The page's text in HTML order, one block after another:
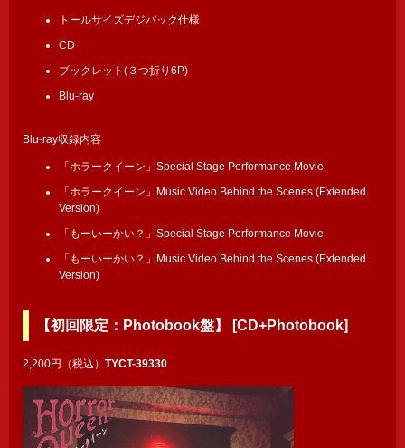
トールサイズデジパック仕様
CD
ブックレット(３つ折り6P)
Blu-ray
Blu-ray収録内容
「ホラークイーン」Special Stage Performance Movie
「ホラークイーン」Music Video Behind the Scenes (Extended
Version)
「もーいーかい？」Special Stage Performance Movie
「もーいーかい？」Music Video Behind the Scenes (Extended
Version)
【初回限定：Photobook盤】 [CD+Photobook]
2,200円（税込） TYCT-39330